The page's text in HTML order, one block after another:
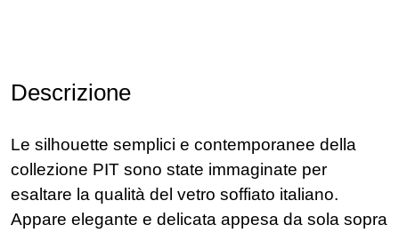
Descrizione
Le silhouette semplici e contemporanee della
collezione PIT sono state immaginate per
esaltare la qualità del vetro soffiato italiano.
Appare elegante e delicata appesa da sola sopra